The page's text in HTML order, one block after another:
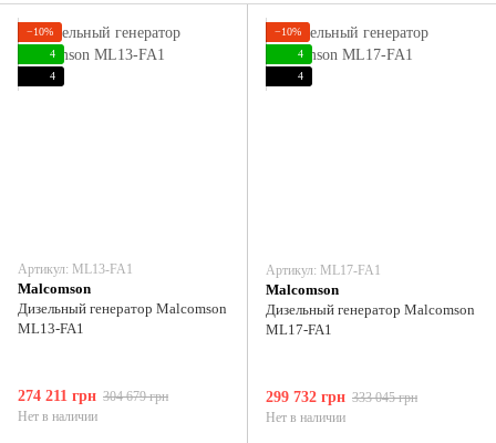
−10%
4
4
Артикул: ML13-FA1
Malcomson
Дизельный генератор Malcomson
ML13-FA1
274 211 грн 304 679 грн
Нет в наличии
−10%
4
4
Артикул: ML17-FA1
Malcomson
Дизельный генератор Malcomson
ML17-FA1
299 732 грн 333 045 грн
Нет в наличии